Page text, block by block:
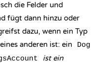
die Felder und
fügt dann hinzu oder
dazu, wenn ein Typ
anderen ist: ein
Dog
ist ein